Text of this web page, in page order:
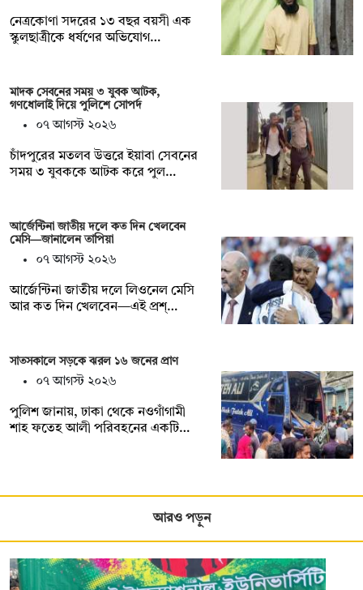
নেত্রকোণা সদরের ১৩ বছর বয়সী এক
স্কুলছাত্রীকে ধর্ষণের অভিযোগ…
মাদক সেবনের সময় ৩ যুবক আটক,
গণধোলাই দিয়ে পুলিশে সোপর্দ
০৭ আগস্ট ২০২৬
চাঁদপুরের মতলব উত্তরে ইয়াবা সেবনের
সময় ৩ যুবককে আটক করে পুল…
আর্জেন্টিনা জাতীয় দলে কত দিন খেলবেন
মেসি—জানালেন তাপিয়া
০৭ আগস্ট ২০২৬
আর্জেন্টিনা জাতীয় দলে লিওনেল মেসি
আর কত দিন খেলবেন—এই প্রশ্…
সাতসকালে সড়কে ঝরল ১৬ জনের প্রাণ
০৭ আগস্ট ২০২৬
পুলিশ জানায়, ঢাকা থেকে নওগাঁগামী
শাহ ফতেহ আলী পরিবহনের একটি…
আরও পড়ুন